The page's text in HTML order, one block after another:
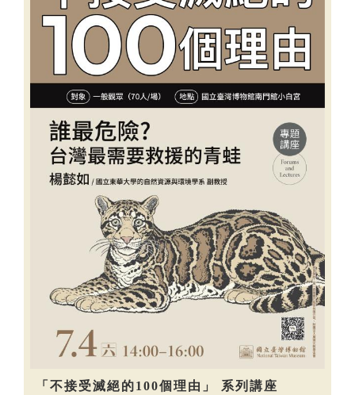
「不接受滅絕的100個理由」 系列講座